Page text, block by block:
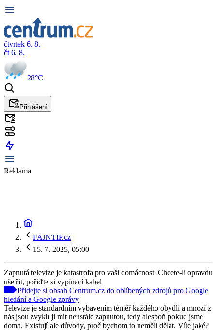
čtvrtek 6. 8.
čt 6. 8.
28°C
Přihlášení
Reklama
FAJNTIP.cz
15. 7. 2025, 05:00
Zapnutá televize je katastrofa pro vaši domácnost. Chcete-li opravdu
ušetřit, pořiďte si vypínací kabel
Přidejte si obsah Centrum.cz do oblíbených zdrojů pro Google
hledání a Google zprávy
Televize je standardním vybavením téměř každého obydlí a mnozí z
nás jsou zvyklí ji mít neustále zapnutou, tedy alespoň pokud jsme
doma. Existují ale důvody, proč bychom to neměli dělat. Víte jaké?